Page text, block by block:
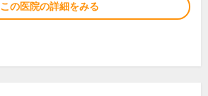
この医院の詳細をみる